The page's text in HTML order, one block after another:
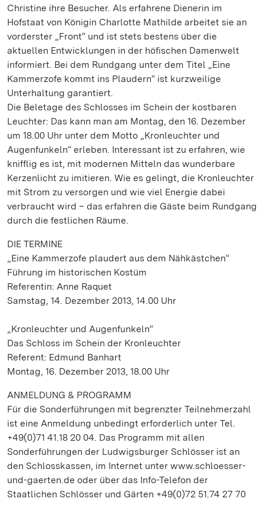
Christine ihre Besucher. Als erfahrene Dienerin im
Hofstaat von Königin Charlotte Mathilde arbeitet sie an
vorderster „Front“ und ist stets bestens über die
aktuellen Entwicklungen in der höfischen Damenwelt
informiert. Bei dem Rundgang unter dem Titel „Eine
Kammerzofe kommt ins Plaudern“ ist kurzweilige
Unterhaltung garantiert.
Die Beletage des Schlosses im Schein der kostbaren
Leuchter: Das kann man am Montag, den 16. Dezember
um 18.00 Uhr unter dem Motto „Kronleuchter und
Augenfunkeln“ erleben. Interessant ist zu erfahren, wie
knifflig es ist, mit modernen Mitteln das wunderbare
Kerzenlicht zu imitieren. Wie es gelingt, die Kronleuchter
mit Strom zu versorgen und wie viel Energie dabei
verbraucht wird – das erfahren die Gäste beim Rundgang
durch die festlichen Räume.
DIE TERMINE
„Eine Kammerzofe plaudert aus dem Nähkästchen“
Führung im historischen Kostüm
Referentin: Anne Raquet
Samstag, 14. Dezember 2013, 14.00 Uhr
„Kronleuchter und Augenfunkeln“
Das Schloss im Schein der Kronleuchter
Referent: Edmund Banhart
Montag, 16. Dezember 2013, 18.00 Uhr
ANMELDUNG & PROGRAMM
Für die Sonderführungen mit begrenzter Teilnehmerzahl
ist eine Anmeldung unbedingt erforderlich unter Tel.
+49(0)71 41.18 20 04. Das Programm mit allen
Sonderführungen der Ludwigsburger Schlösser ist an
den Schlosskassen, im Internet unter www.schloesser-
und-gaerten.de oder über das Info-Telefon der
Staatlichen Schlösser und Gärten +49(0)72 51.74 27 70